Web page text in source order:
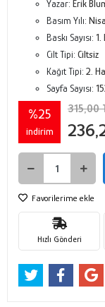
Yazar: Erik
Basım Yılı:
Baskı Sayısı: 1.
Cilt Tipi: Ciltsiz
Kağıt Tipi: 2.
Sayfa Sayısı:
%25
indirim
315,00
Favorilerime ekle
Hızlı Gönderi